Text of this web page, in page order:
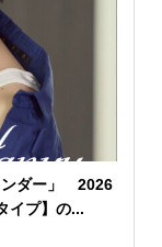
ンダー」 2026
イプ】の...